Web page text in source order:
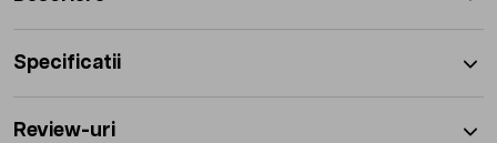
Specificatii
Review-uri